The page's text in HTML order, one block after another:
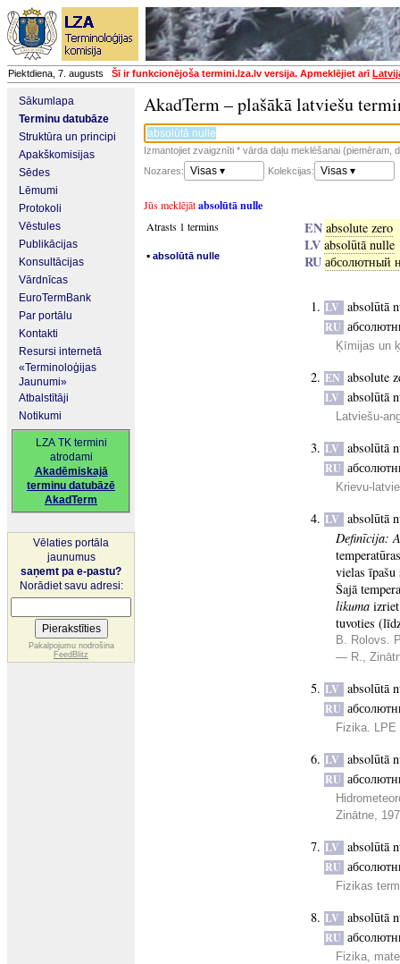
Piektdiena, 7. augusts Šī ir funkcionējoša termini.lza.lv versija. Apmeklējiet arī
Sākumlapa
Terminu datubāze
Struktūra un principi
Apakškomisijas
Sēdes
Lēmumi
Protokoli
Vēstules
Publikācijas
Konsultācijas
Vārdnīcas
EuroTermBank
Par portālu
Kontakti
Resursi internetā
«Terminoloģijas
Jaunumi»
Atbalstītāji
Notikumi
LZA TK termini
atrodami
Akadēmiskajā
terminu datubāzē
AkadTerm
Vēlaties portāla
jaunumus
saņemt pa e-pastu?
Norādiet savu adresi:
Pakalpojumu nodrošina
FeedBlitz
AkadTerm – plašākā latviešu
Izmantojiet zvaigznīti * vārda daļu meklēšanai (piemēram,
Nozares:
Visas ▾ Kolekcijas: Visas ▾
Jūs meklējātabsolūtā nulle
Atrasts 1 termins
▪ absolūtā nulle
EN absolute zero
LV absolūtā nulle
RU абсолютный
LV absolūtā
RU
Ķīmijas un
EN absolute
LV absolūtā
Latviešu-
LV absolūtā
RU
Krievu-
LV absolūtā
Definīcija:
vielas
Šajā
likuma
tuvoties
B. Rolovs.
— R.,
LV absolūtā
RU
Fizika.
LV absolūtā
RU
Zinātne,
LV absolūtā
RU
Fizikas
LV absolūtā
RU
Fizika,